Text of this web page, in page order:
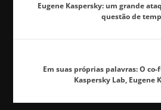
Eugene Kaspersky: um grande
questão de
Em suas próprias palavras: O co-
Kaspersky Lab, Eugene